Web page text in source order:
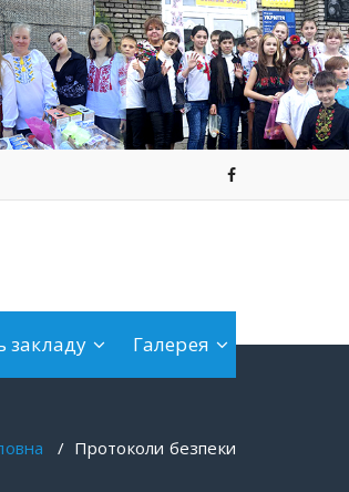
закладу Галерея
/ Протоколи безпеки